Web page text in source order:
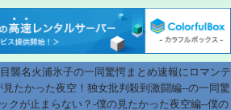
襲名火浦氷子の一同驚愕まとめ速報にロマンテ
見たかった夜空！独女批判殺到激闘編--の一同驚
クが止まらない？-僕の見たかった夜空編--僕の